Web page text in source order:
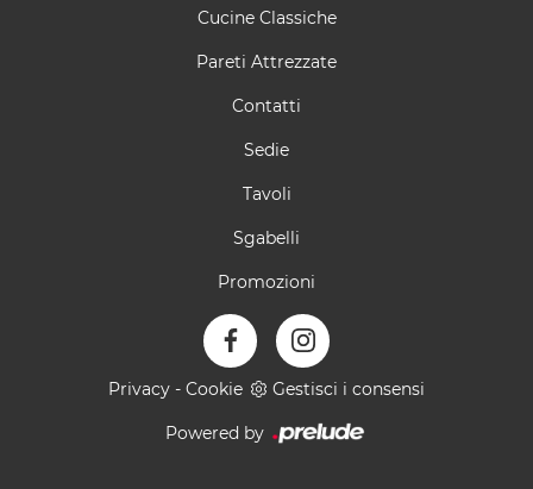
Cucine Classiche
Pareti Attrezzate
Contatti
Sedie
Tavoli
Sgabelli
Promozioni
Privacy - Cookie Gestisci i consensi
Powered by